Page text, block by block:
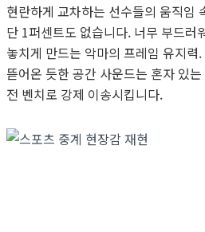
현란하게 교차하는 선수들의 움직임
단 1퍼센트도 없습니다. 너무 부드러
놓치게 만드는 악마의 프레임 유지
뜯어온 듯한 공간 사운드는 혼자 있
전 벤치로 강제 이송시킵니다.